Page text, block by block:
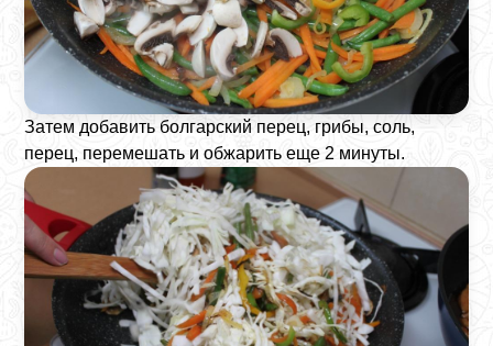
Затем добавить болгарский перец, грибы, соль,
перец, перемешать и обжарить еще 2 минуты.